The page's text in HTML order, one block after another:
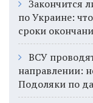
Закончится
по Украине:
сроки
ВСУ
направлении:
Подоляки по